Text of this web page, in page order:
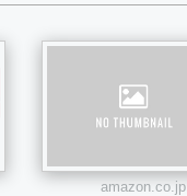
amazon.co.jp